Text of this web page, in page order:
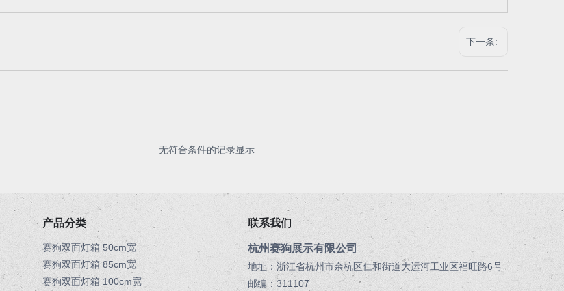
下一条:
无符合条件的记录显示
产品分类
赛狗双面灯箱 50cm宽
赛狗双面灯箱 85cm宽
赛狗双面灯箱 100cm宽
联系我们
杭州赛狗展示有限公司
地址：浙江省杭州市余杭区仁和街道大运河工业区福旺路6号
邮编：311107